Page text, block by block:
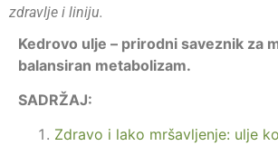
zdravlje i liniju.
Kedrovo ulje – prirodni saveznik za
balansiran metabolizam.
SADRŽAJ:
Zdravo i lako mršavljenje: ulje